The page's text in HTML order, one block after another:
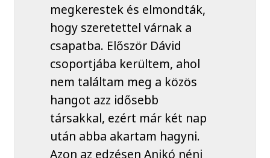
megkerestek és elmondták,
hogy szeretettel várnak a
csapatba. Először Dávid
csoportjába kerültem, ahol
nem találtam meg a közös
hangot azz idősebb
társakkal, ezért már két nap
után abba akartam hagyni.
Azon az edzésen Anikó néni